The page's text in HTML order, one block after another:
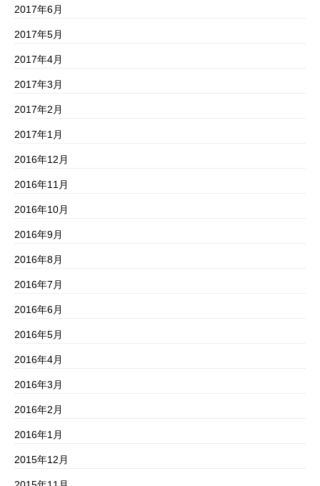
2017年6月
2017年5月
2017年4月
2017年3月
2017年2月
2017年1月
2016年12月
2016年11月
2016年10月
2016年9月
2016年8月
2016年7月
2016年6月
2016年5月
2016年4月
2016年3月
2016年2月
2016年1月
2015年12月